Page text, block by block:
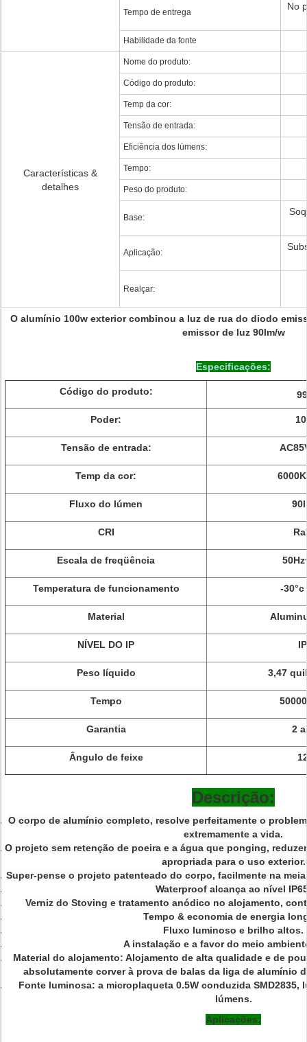
Tempo de entrega
No
Habilidade da fonte
Características &
detalhes
Nome do produto:
Código do produto:
Temp da cor:
Tensão de entrada:
Eficiência dos lúmens:
Tempo:
Peso do produto:
Base:
Aplicação:
Realçar:
O alumínio 100w exterior combinou a luz de rua do diodo
emissor de luz 90lm/w
Especificações:
Código do produto:
Poder:
Tensão de entrada:
Temp da cor:
Fluxo do lúmen
CRI
Escala de freqüência
Temperatura de funcionamento -30°c
Material
NÍVEL DO IP
Peso líquido 3,47
Tempo
Garantia 2
Ângulo de feixe
Descrição:
O corpo de alumínio completo, resolve perfeitamente o
extremamente a vida.
O projeto sem retenção de poeira e a água que ponging,
apropriada para o uso exterior.
Super-pense o projeto patenteado do corpo, facilmente na
Waterproof alcança ao nível
Verniz do Stoving e tratamento anódico no alojamento,
Tempo & economia de energia
Fluxo luminoso e brilho altos.
A instalação e a favor do meio
Material do alojamento: Alojamento de alta qualidade e de
absolutamente corver à prova de balas da liga de alumínio
Fonte luminosa: a microplaqueta 0.5W conduzida SMD2835,
lúmens.
Aplicações: